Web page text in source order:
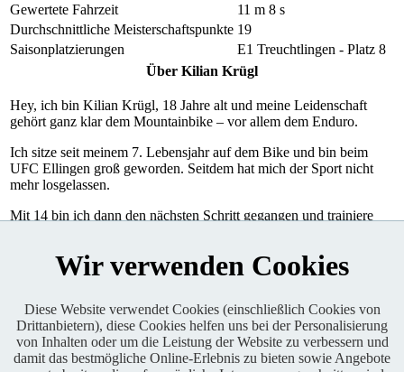
Gewertete Fahrzeit
11 m 8 s
Durchschnittliche Meisterschaftspunkte 19
Saisonplatzierungen
E1 Treuchtlingen - Platz 8
Über Kilian Krügl
Hey, ich bin Kilian Krügl, 18 Jahre alt und meine Leidenschaft
gehört ganz klar dem Mountainbike – vor allem dem Enduro.
Ich sitze seit meinem 7. Lebensjahr auf dem Bike und bin beim
UFC Ellingen groß geworden. Seitdem hat mich der Sport nicht
mehr losgelassen.
Mit 14 bin ich dann den nächsten Schritt gegangen und trainiere
Enduro One Series Partner
Wir verwenden Cookies
Diese Website verwendet Cookies (einschließlich Cookies von
Drittanbietern), diese Cookies helfen uns bei der Personalisierung
von Inhalten oder um die Leistung der Website zu verbessern und
damit das bestmögliche Online-Erlebnis zu bieten sowie Angebote